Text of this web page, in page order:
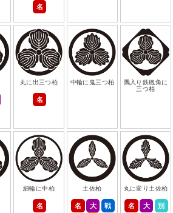
名
丸に出三つ柏
名
中輪に鬼三つ柏
隅入り鉄砲角に
三つ柏
細輪に中柏
名
土佐柏
名 大
戦
丸に変り土佐柏
名 大 別